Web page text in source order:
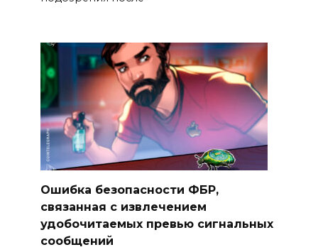
Ошибка безопасности ФБР,
связанная с извлечением
удобочитаемых превью сигнальных
сообщений